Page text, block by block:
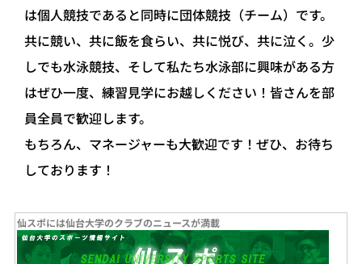
は個人競技であると同時に団体競技（チーム）です。
共に競い、共に飯を食らい、共に悦び、共に泣く。少
しでも水泳競技、そして私たち水泳部に興味がある方
はぜひ一度、練習見学にお越しください！皆さんを部
員全員で歓迎します。
もちろん、マネージャーも大歓迎です！ぜひ、お待ち
しております！
仙スポには仙台大学のクラブのニュースが満載